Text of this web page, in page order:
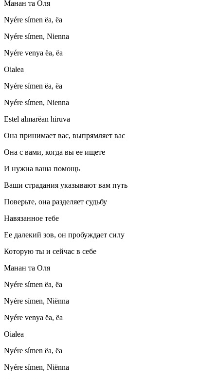
Манан та Оля
Nyére símen ëa, ëa
Nyére símen, Nienna
Nyére venya ëa, ëa
Oialea
Nyére símen ëa, ëa
Nyére símen, Nienna
Estel almarëan hiruva
Она принимает вас, выпрямляет вас
Она с вами, когда вы ее ищете
И нужна ваша помощь
Ваши страдания указывают вам путь
Поверьте, она разделяет судьбу
Навязанное тебе
Ее далекий зов, он пробуждает силу
Которую ты и сейчас в себе
Манан та Оля
Nyére símen ëa, ëa
Nyére símen, Niënna
Nyére venya ëa, ëa
Oialea
Nyére símen ëa, ëa
Nyére símen, Niënna